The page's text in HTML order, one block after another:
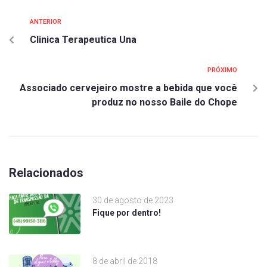
ANTERIOR
Clinica Terapeutica Una
PRÓXIMO
Associado cervejeiro mostre a bebida que você
produz no nosso Baile do Chope
Relacionados
30 de agosto de 2023
Fique por dentro!
8 de abril de 2018